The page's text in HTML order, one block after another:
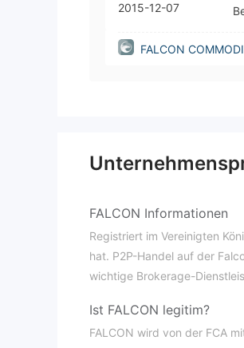
2015-12-07
FALCON
FALCON Informationen
Registriert im Vereinigten
hat. P2P-Handel auf der
wichtige Brokerage-
Ist FALCON legitim?
FALCON wird von der FCA